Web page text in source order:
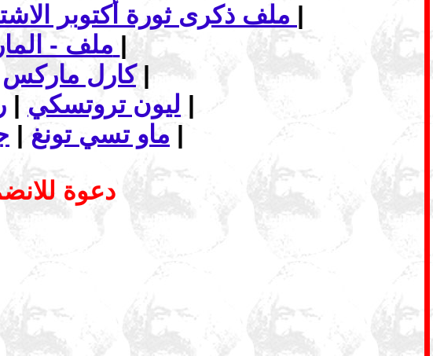
|
|
كارل ماركس|
ليون تروتسكي |
|
ماو تسي تونغ |
|
دعوة